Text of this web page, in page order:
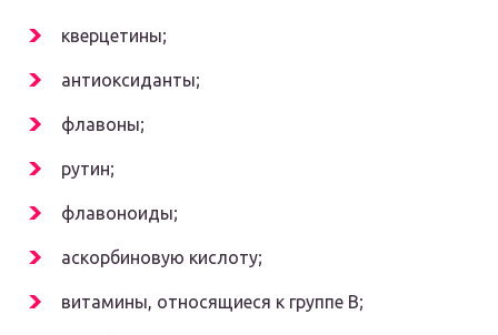
кверцетины;
антиоксиданты;
флавоны;
рутин;
флавоноиды;
аскорбиновую кислоту;
витамины, относящиеся к группе В;